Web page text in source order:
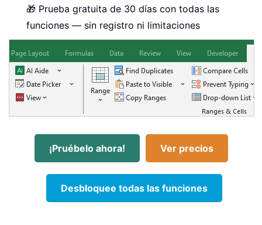
🎁 Prueba gratuita de 30 días con todas las
funciones — sin registro ni limitaciones
¡Pruébelo ahora! Ver precios
Desbloquee todas las funciones